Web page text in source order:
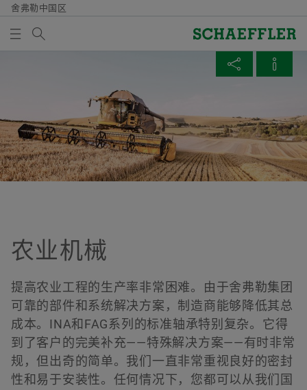
舍弗勒中国区
风能
太阳能
应用
牵引电机和变速箱轴承
客车和机车用轴箱轴承
机电一体化
其它轴承支承
服务
电机
流体
气动
工程机械
农业机械
纸浆和造纸
矿山和水泥
轴承修复
轻便电动助力车、自行车和运动健身器材
摩托车和特种车辆
舍弗勒全球技术网络
全球技术网络
舍弗勒技术中心
SHARE PAGE
Facebook
LinkedIn
PUBLICATIONS
2010-06-02
Bearing Supports for Agricultural
Engineering
Download
MEDIABASKET
There are no items in your Media Basket. Use to add
new elements button:
Collect media
in the shopping basket. The maximum order
quantity for each medium is: 20 pieces It is
made available at no charge.
Order now
农业机械
提高农业工程的生产率非常困难。由于舍弗勒集团
可靠的部件和系统解决方案，制造商能够降低其总
成本。INA和FAG系列的标准轴承特别复杂。它得
到了客户的完美补充——特殊解决方案——有时非常
规，但出奇的简单。我们一直非常重视良好的密封
性和易于安装性。任何情况下，您都可以从我们国